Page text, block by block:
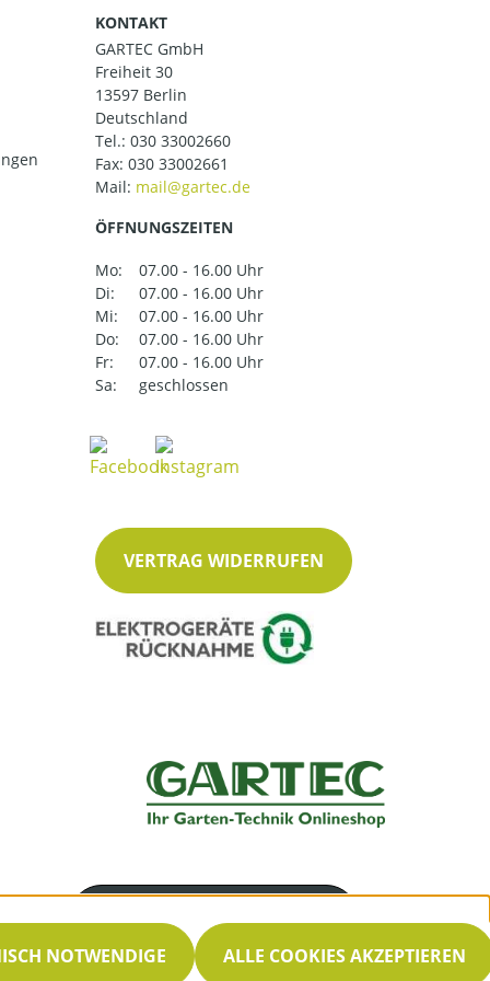
KONTAKT
GARTEC GmbH
Freiheit 30
13597 Berlin
Deutschland
Tel.: 030 33002660
Fax: 030 33002661
Mail:
ÖFFNUNGSZEITEN
Mo:
07.00 - 16.00 Uhr
Di:
07.00 - 16.00 Uhr
Mi:
07.00 - 16.00 Uhr
Do:
07.00 - 16.00 Uhr
Fr:
07.00 - 16.00 Uhr
Sa:
geschlossen
VERTRAG WIDERRUFEN
030 33002660
Servicezeiten
NOTWENDIGE ALLE COOKIES AKZEPTIEREN